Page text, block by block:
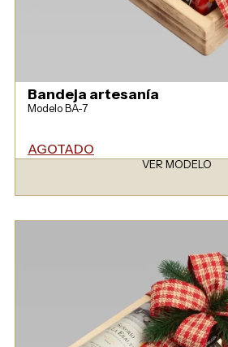
Bandeja artesanía
Modelo BA-7
AGOTADO
VER MODELO